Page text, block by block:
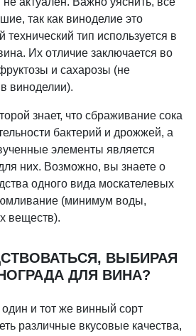
так как виноделие это
технический тип используется в
Их отличие заключается во
и сахарозы (не
виноделии).
знает, что сбраживание сока
бактерий и дрожжей, а
элементы является
них. Возможно, вы знаете о
одного вида москателевых
(минимум воды,
веществ).
ВЫБИРАЯ
ДЛЯ ВИНА?
и тот же винный сорт
различные вкусовые качества,